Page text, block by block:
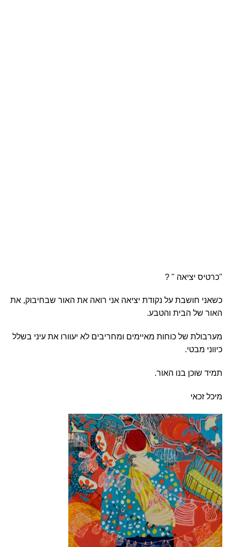
"כרטיס יציאה " ?
כשאני חושבת על נקודת יציאה אני רואה את האור שבחיבוק, את
האור של הבית והטבע.
מערבולת של כוחות מאיימים ומחריבים לא יעוורו את עיני בשלל
כיווני מבטי.
תמיד שוכן בנו האור.
מיכל זכאי